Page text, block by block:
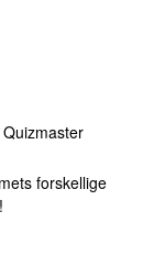
forskellige